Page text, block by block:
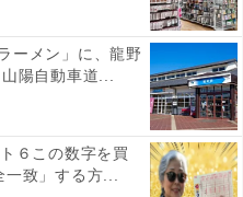
ーメン」に、龍野
陽自動車道...
６この数字を買
一致」する方...